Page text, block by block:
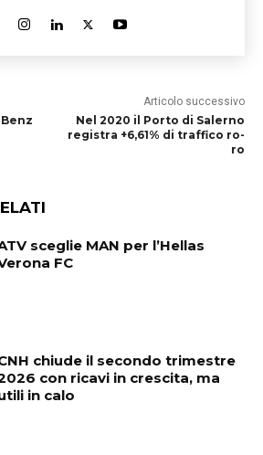
Articolo successivo
Nel 2020 il Porto di Salerno
registra +6,61% di traffico ro-
ro
sceglie MAN per l’Hellas
FC
chiude il secondo trimestre
con ricavi in crescita, ma
in calo